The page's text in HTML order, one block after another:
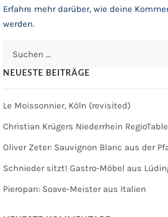
Erfahre mehr darüber, wie deine
werden.
NEUESTE BEITRÄGE
Le Moissonnier, Köln (revisited)
Christian Krügers Niederrhein
Oliver Zeter: Sauvignon Blanc aus der
Schnieder sitzt! Gastro-Möbel aus
Pieropan: Soave-Meister aus Italien